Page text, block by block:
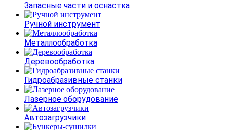
Запасные части и оснастка
Ручной инструмент
Металлообработка
Деревообработка
Гидроабразивные станки
Лазерное оборудование
Автозагрузчики